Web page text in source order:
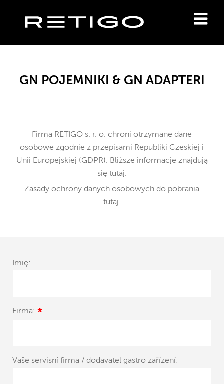
GN POJEMNIKI & GN ADAPTERI
Firma RETIGO s. r. o. chroni otrzymane dane
osobowe zgodnie z przepisami Republiki Czeskiej i
Unii Europejskiej (GDPR). Bliższe informacje znajdują
się tutaj.
Zasady ochrony danych osobowych do pobrania
tutaj.
Imię:
Firma: *
Vaše servisní firma / dodavatel gastro zařízení: